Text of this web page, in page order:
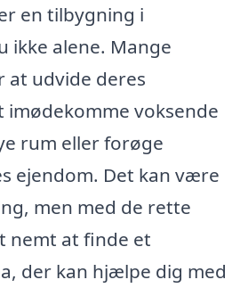
en tilbygning i
ikke alene. Mange
at udvide deres
voksende
rum eller forøge
ejendom. Det kan være
men med de rette
nemt at finde et
der kan hjælpe dig med